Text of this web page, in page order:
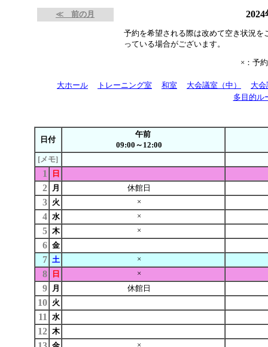
≪ 前の月
予約を希望される際は改めて空き状況
っている場合がございます。
×：予
大ホール トレーニング室 和室 大会議室（中）
大
多目的ル
日付
午前
09:00～12:00
[メモ]
1 日
2 月 休館日
3 火 ×
4 水 ×
5 木 ×
6 金
7 土 ×
8 日 ×
9 月 休館日
10 火
11 水
12 木
×